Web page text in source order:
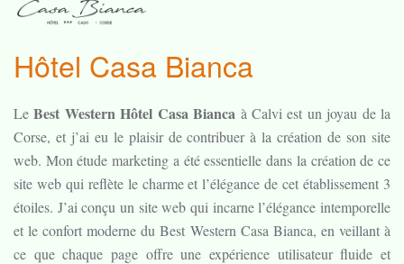
Hôtel Casa Bianca
LeBest Western Hôtel Casa Bianca à Calvi est un joyau de la
Corse, et j’ai eu le plaisir de contribuer à la création de son site
web. Mon étude marketing a été essentielle dans la création de ce
site web qui reflète le charme et l’élégance de cet établissement 3
étoiles. J’ai conçu un site web qui incarne l’élégance intemporelle
et le confort moderne du Best Western Casa Bianca, en veillant à
ce que chaque page offre une expérience utilisateur fluide et